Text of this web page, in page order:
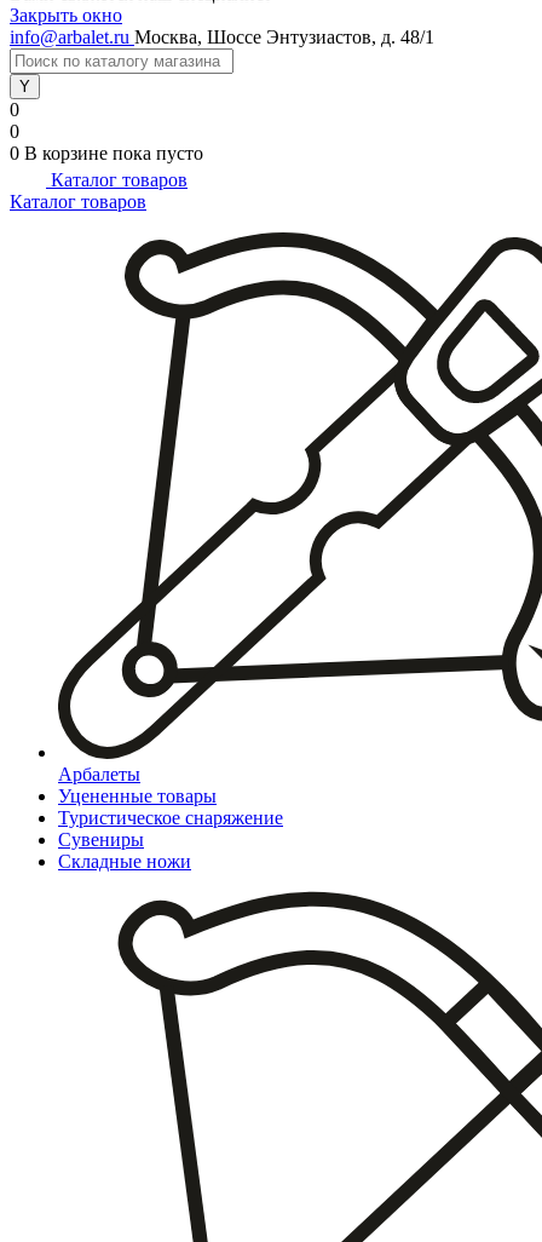
Закрыть окно
info@arbalet.ru Москва, Шоссе Энтузиастов, д. 48/1
0
0
0 В корзине пока пусто
Каталог товаров
Каталог товаров
Арбалеты
Уцененные товары
Туристическое снаряжение
Сувениры
Складные ножи